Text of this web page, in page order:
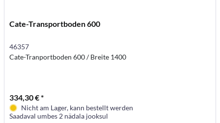
Cate-Transportboden 600
46357
Cate-Tranportboden 600 / Breite 1400
334,30 € *
Nicht am Lager, kann bestellt werden
Saadaval umbes 2 nädala jooksul